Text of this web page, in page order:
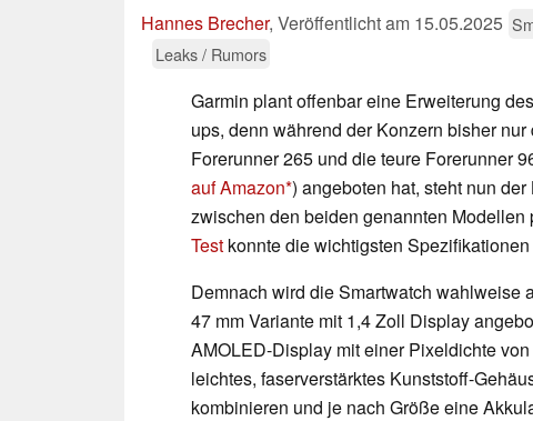
Hannes Brecher, Veröffentlicht am 15.05.2025
Leaks / Rumors
Garmin plant offenbar eine Erweiterung
ups, denn während der Konzern bisher
Forerunner 265 und die teure Forerunner
auf Amazon ) angeboten hat, steht nun
zwischen den beiden genannten Modellen
Test konnte die wichtigsten
Demnach wird die Smartwatch wahlweise
47 mm Variante mit 1,4 Zoll Display
AMOLED-Display mit einer Pixeldichte
leichtes, faserverstärktes Kunststoff-
kombinieren und je nach Größe eine